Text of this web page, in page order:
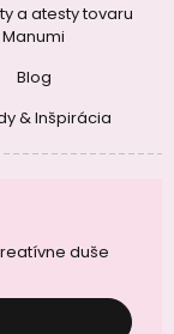
a atesty tovaru
Manumi
Blog
& Inšpirácia
duše